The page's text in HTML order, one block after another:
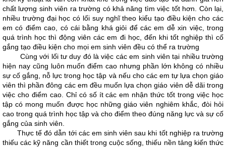
chất lượng sinh viên ra trường có khả năng tìm việc tốt hơn. Còn lại,
nhiều trường đại học có lối suy nghĩ theo kiểu tạo điều kiện cho các
em có điểm cao, có cái bằng khá giỏi để các em dễ xin việc, trong
quá trình học thì động viên các em đi học, đến khi tốt nghiệp thì cố
gắng tạo điều kiện cho mọi em sinh viên đều có thể ra trường
Cùng với lối tư duy đó là việc các em sinh viên tại nhiều trường
hiện nay cũng luôn muốn điểm cao nhưng phần lớn không có nhiều
sự cố gắng, nỗ lực trong học tập và nếu cho các em tự lựa chọn giáo
viên thì phần đông các em đều muốn lựa chọn giáo viên dễ dãi trong
việc cho điểm cao. Chỉ có số ít các em nhận thức tốt trong việc học
tập có mong muốn được học những giáo viên nghiêm khắc, đòi hỏi
cao trong quá trình học tập và cho điểm theo đúng năng lực và sự cố
gắng của sinh viên.
Thực tế đó dẫn tới các em sinh viên sau khi tốt nghiệp ra trường
thiếu các kỹ năng cần thiết trong cuộc sống, thiếu nền tảng kiến thức